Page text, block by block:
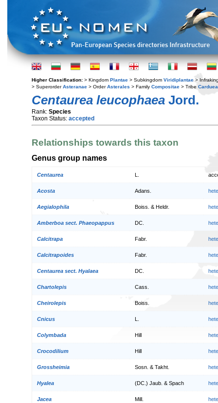
Higher Classification: > Kingdom Plantae > Subkingdom Viridiplantae >
> SuperorderAsteranae > OrderAsterales > Family Compositae > Tribe
Centaurea leucophaea Jord.
Rank: Species
Taxon Status: accepted
Relationships towards this taxon
Genus group names
Centaurea
Acosta Adans.
Aegialophila Boiss. & Heldr.
Amberboa sect. Phaeopappus DC.
Calcitrapa Fabr.
Calcitrapoides Fabr.
Centaurea sect. Hyalaea DC.
Chartolepis Cass.
Cheirolepis Boiss.
Cnicus
Colymbada Hill
Crocodilium Hill
Grossheimia Sosn. & Takht.
Hyalea (DC.) Jaub. & Spach
Jacea Mill.